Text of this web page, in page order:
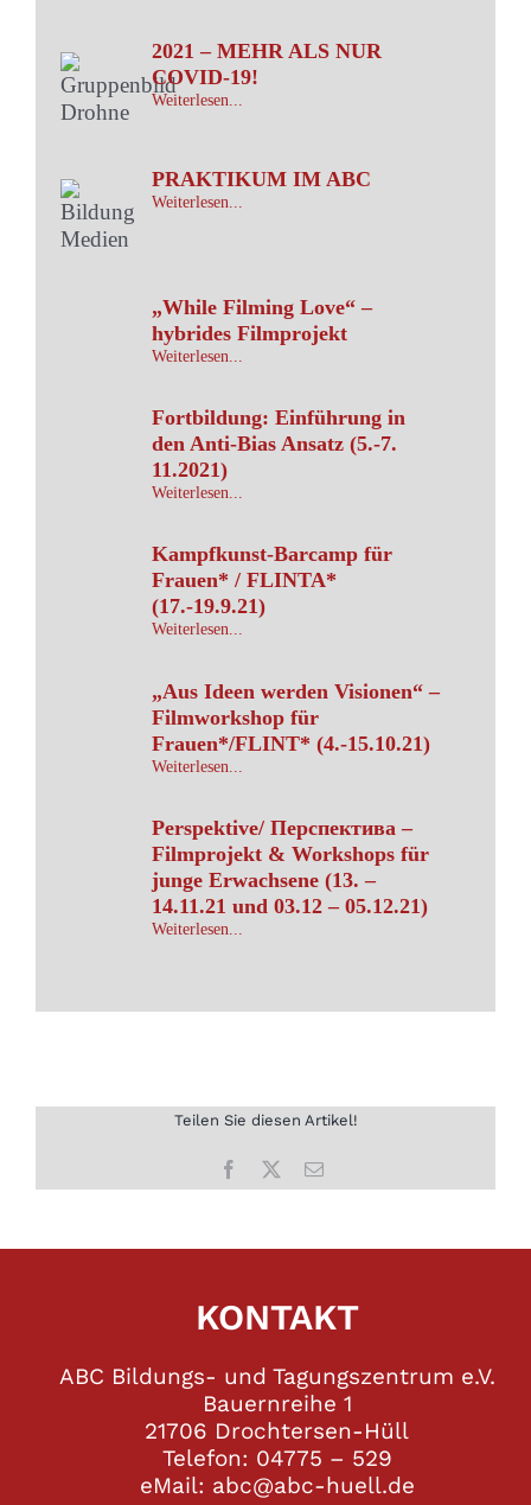
2021 – MEHR ALS NUR
COVID-19!
Weiterlesen...
PRAKTIKUM IM ABC
Weiterlesen...
„While Filming Love“ –
hybrides Filmprojekt
Weiterlesen...
Fortbildung: Einführung in
den Anti-Bias Ansatz (5.-7.
11.2021)
Weiterlesen...
Kampfkunst-Barcamp für
Frauen* / FLINTA*
(17.-19.9.21)
Weiterlesen...
„Aus Ideen werden Visionen“ –
Filmworkshop für
Frauen*/FLINT* (4.-15.10.21)
Weiterlesen...
Perspektive/ Перспектива –
Filmprojekt & Workshops für
junge Erwachsene (13. –
14.11.21 und 03.12 – 05.12.21)
Weiterlesen...
Teilen Sie diesen Artikel!
Facebook
E-
Mail
KONTAKT
ABC Bildungs- und Tagungszentrum e.V.
Bauernreihe 1
21706 Drochtersen-Hüll
Telefon: 04775 – 529
eMail: abc@abc-huell.de